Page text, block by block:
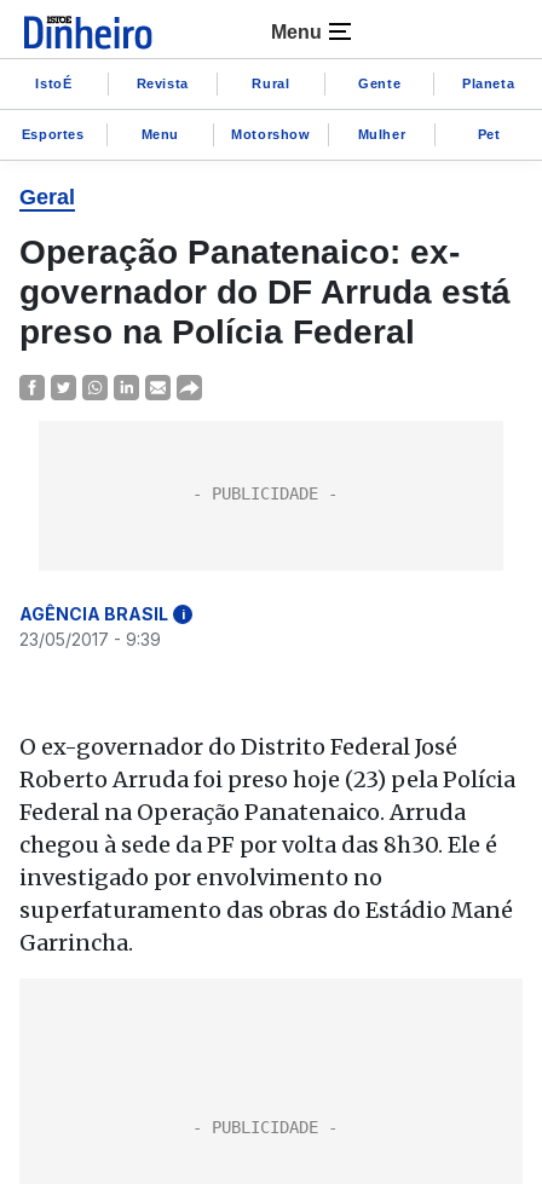
Menu
IstoÉ Revista Rural Gente Planeta
Esportes Menu Motorshow Mulher Pet
Geral
Operação Panatenaico: ex-
governador do DF Arruda está
preso na Polícia Federal
AGÊNCIA BRASIL i
23/05/2017 - 9:39
O ex-governador do Distrito Federal José
Roberto Arruda foi preso hoje (23) pela Polícia
Federal na Operação Panatenaico. Arruda
chegou à sede da PF por volta das 8h30. Ele é
investigado por envolvimento no
superfaturamento das obras do Estádio Mané
Garrincha.